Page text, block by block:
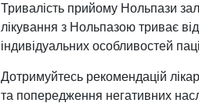
Тривалість прийому Нольпази
лікування з Нольпазою триває
індивідуальних особливостей
Дотримуйтесь рекомендацій
та попередження негативних